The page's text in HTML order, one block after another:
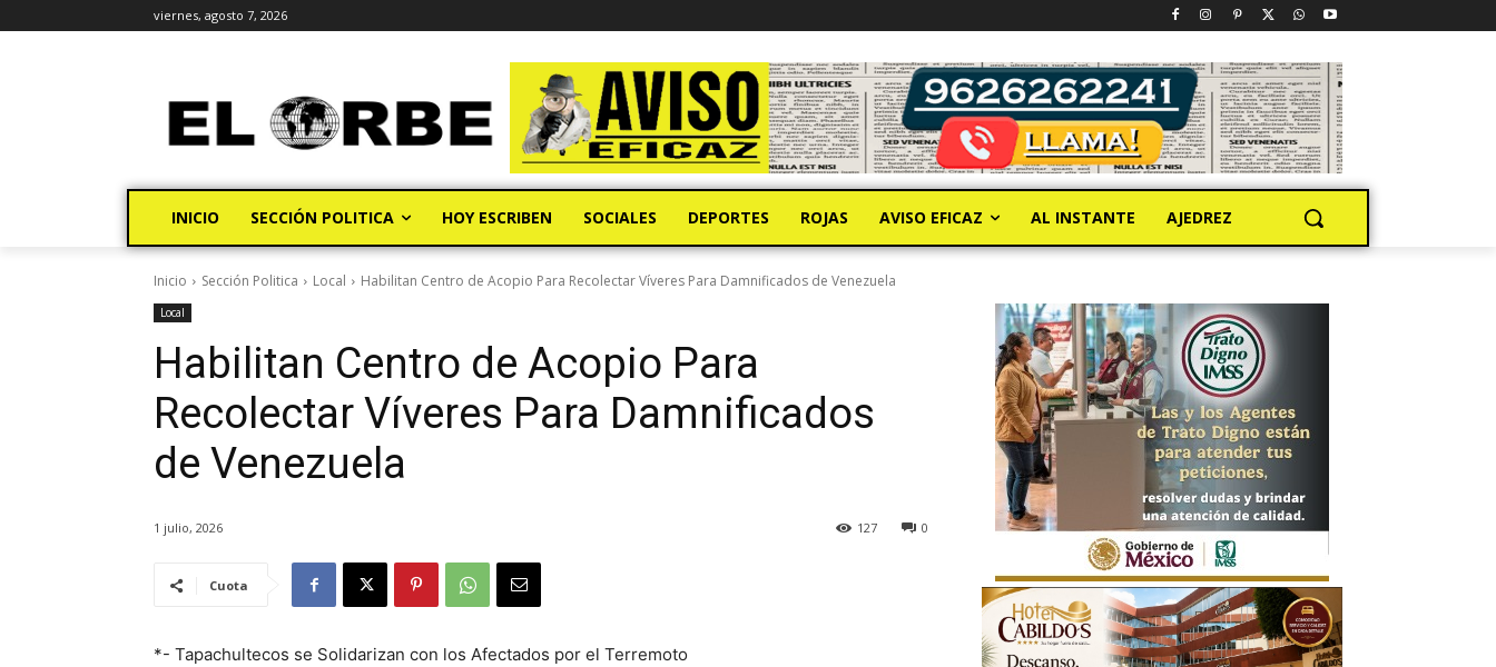
viernes, agosto 7, 2026
INICIO SECCIÓN POLITICA HOY ESCRIBEN SOCIALES DEPORTES ROJAS AVISO EFICAZ AL INSTANTE AJEDREZ
Inicio Sección Politica Local Habilitan Centro de Acopio Para Recolectar Víveres Para Damnificados de Venezuela
Local
Habilitan Centro de Acopio Para
Recolectar Víveres Para Damnificados
de Venezuela
1 julio, 2026 0
127
Cuota
*- Tapachultecos se Solidarizan con los Afectados por el Terremoto